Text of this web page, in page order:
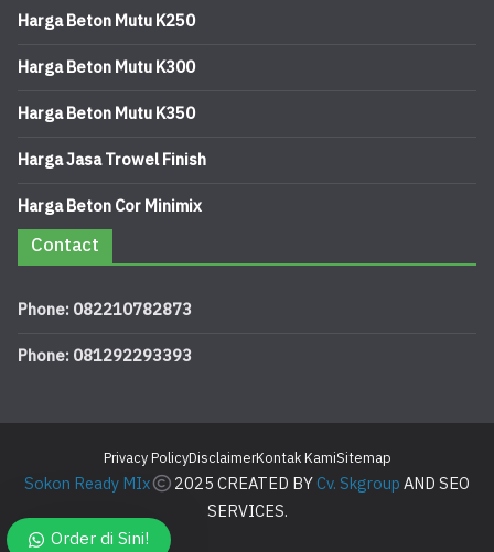
Harga Beton Mutu K250
Harga Beton Mutu K300
Harga Beton Mutu K350
Harga Jasa Trowel Finish
Harga Beton Cor Minimix
Contact
Phone: 082210782873
Phone: 081292293393
Privacy PolicyDisclaimerKontak KamiSitemap
Sokon Ready MIx 2025 CREATED BYCv. SkgroupAND SEO
SERVICES.
Order di Sini!